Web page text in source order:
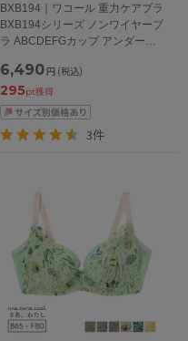
BXB194｜ワコール 重力ケアブラ
BXB194シリーズ ノンワイヤーブ
ラ ABCDEFGカップ アンダー
6,490 円 (税込)
295pt獲得
3件